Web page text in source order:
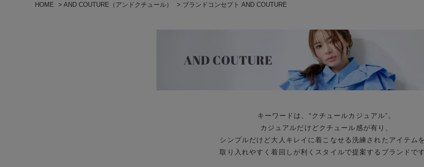
HOME > AND COUTURE（アンドクチュール） > ブランドコンセプト AND COUTURE
キーワードは、“クチュールカジュアル”。
カジュアルだけどクチュール感が有り、
シンプルだけど大人キレイに着こなせる洗練されたアイテムを
取り入れやすく着回しが利くスタイルで提案するブランドです